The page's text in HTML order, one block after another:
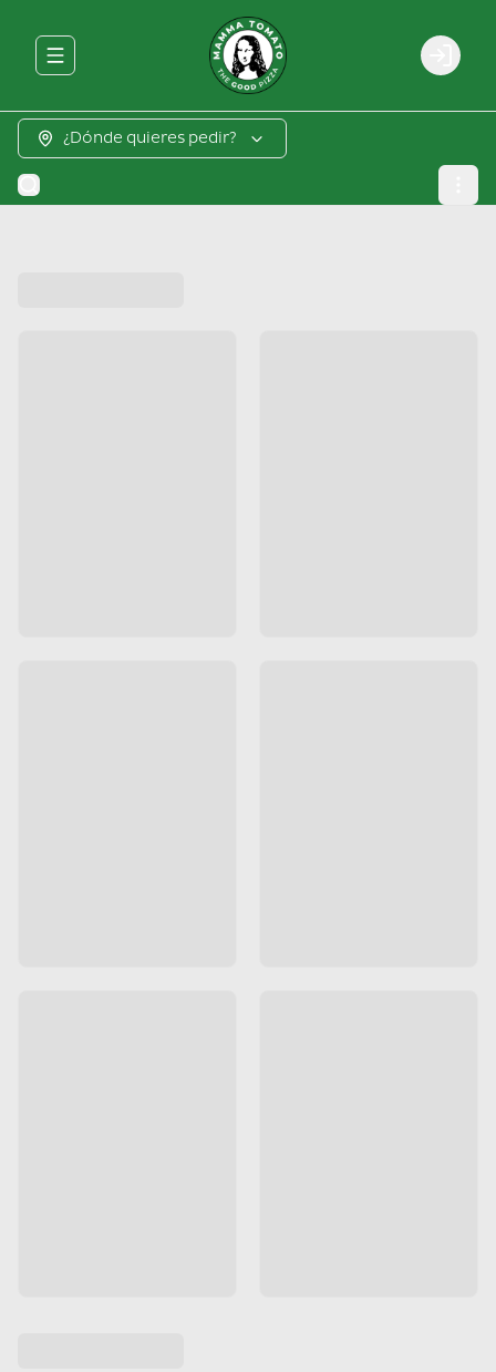
Abrir menu de navegación Login
¿Dónde quieres pedir?